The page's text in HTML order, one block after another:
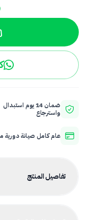
ضمان 14 يوم استبدال
واسترجاع
عام كامل صيانة دورية
تفاصيل المنتج